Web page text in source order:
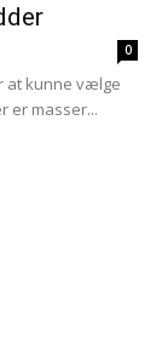
0
at kunne vælge
er masser...